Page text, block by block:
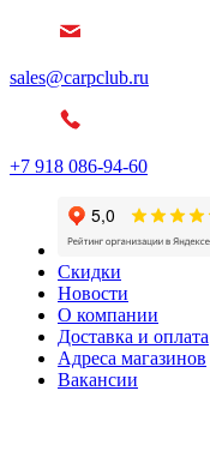
sales@carpclub.ru
+7 918 086-94-60
Скидки
Новости
О компании
Доставка и оплата
Адреса магазинов
Вакансии